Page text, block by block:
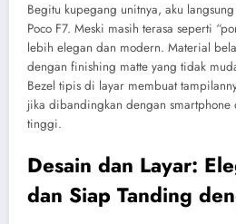
Begitu kupegang unitnya, aku
Poco F7. Meski masih terasa seperti
lebih elegan dan modern. Material
dengan finishing matte yang tidak
Bezel tipis di layar membuat
jika dibandingkan dengan
tinggi.
Desain dan Layar:
dan Siap Tanding